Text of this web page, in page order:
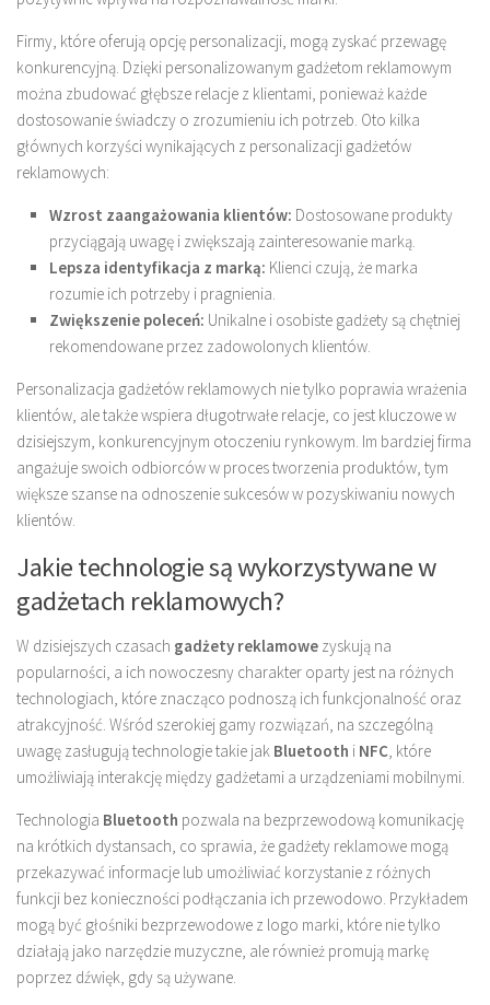
Firmy, które oferują opcję personalizacji, mogą zyskać przewagę
konkurencyjną. Dzięki personalizowanym gadżetom reklamowym
można zbudować głębsze relacje z klientami, ponieważ każde
dostosowanie świadczy o zrozumieniu ich potrzeb. Oto kilka
głównych korzyści wynikających z personalizacji gadżetów
reklamowych:
Wzrost zaangażowania klientów: Dostosowane produkty
przyciągają uwagę i zwiększają zainteresowanie marką.
Lepsza identyfikacja z marką: Klienci czują, że marka
rozumie ich potrzeby i pragnienia.
Zwiększenie poleceń: Unikalne i osobiste gadżety są chętniej
rekomendowane przez zadowolonych klientów.
Personalizacja gadżetów reklamowych nie tylko poprawia wrażenia
klientów, ale także wspiera długotrwałe relacje, co jest kluczowe w
dzisiejszym, konkurencyjnym otoczeniu rynkowym. Im bardziej firma
angażuje swoich odbiorców w proces tworzenia produktów, tym
większe szanse na odnoszenie sukcesów w pozyskiwaniu nowych
klientów.
Jakie technologie są wykorzystywane w
gadżetach reklamowych?
W dzisiejszych czasach gadżety reklamowe zyskują na
popularności, a ich nowoczesny charakter oparty jest na różnych
technologiach, które znacząco podnoszą ich funkcjonalność oraz
atrakcyjność. Wśród szerokiej gamy rozwiązań, na szczególną
uwagę zasługują technologie takie jak Bluetooth i NFC, które
umożliwiają interakcję między gadżetami a urządzeniami mobilnymi.
Technologia Bluetooth pozwala na bezprzewodową komunikację
na krótkich dystansach, co sprawia, że gadżety reklamowe mogą
przekazywać informacje lub umożliwiać korzystanie z różnych
funkcji bez konieczności podłączania ich przewodowo. Przykładem
mogą być głośniki bezprzewodowe z logo marki, które nie tylko
działają jako narzędzie muzyczne, ale również promują markę
poprzez dźwięk, gdy są używane.